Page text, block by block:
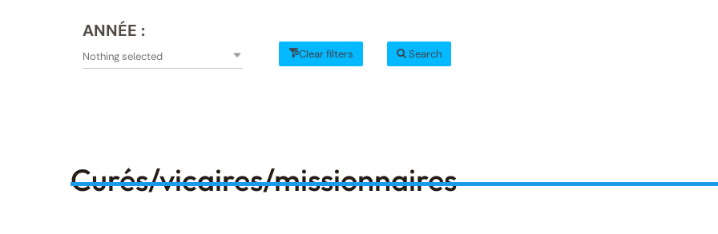
ANNÉE :
Nothing selected Clear filters Search
Curés/vicaires/missionnaires